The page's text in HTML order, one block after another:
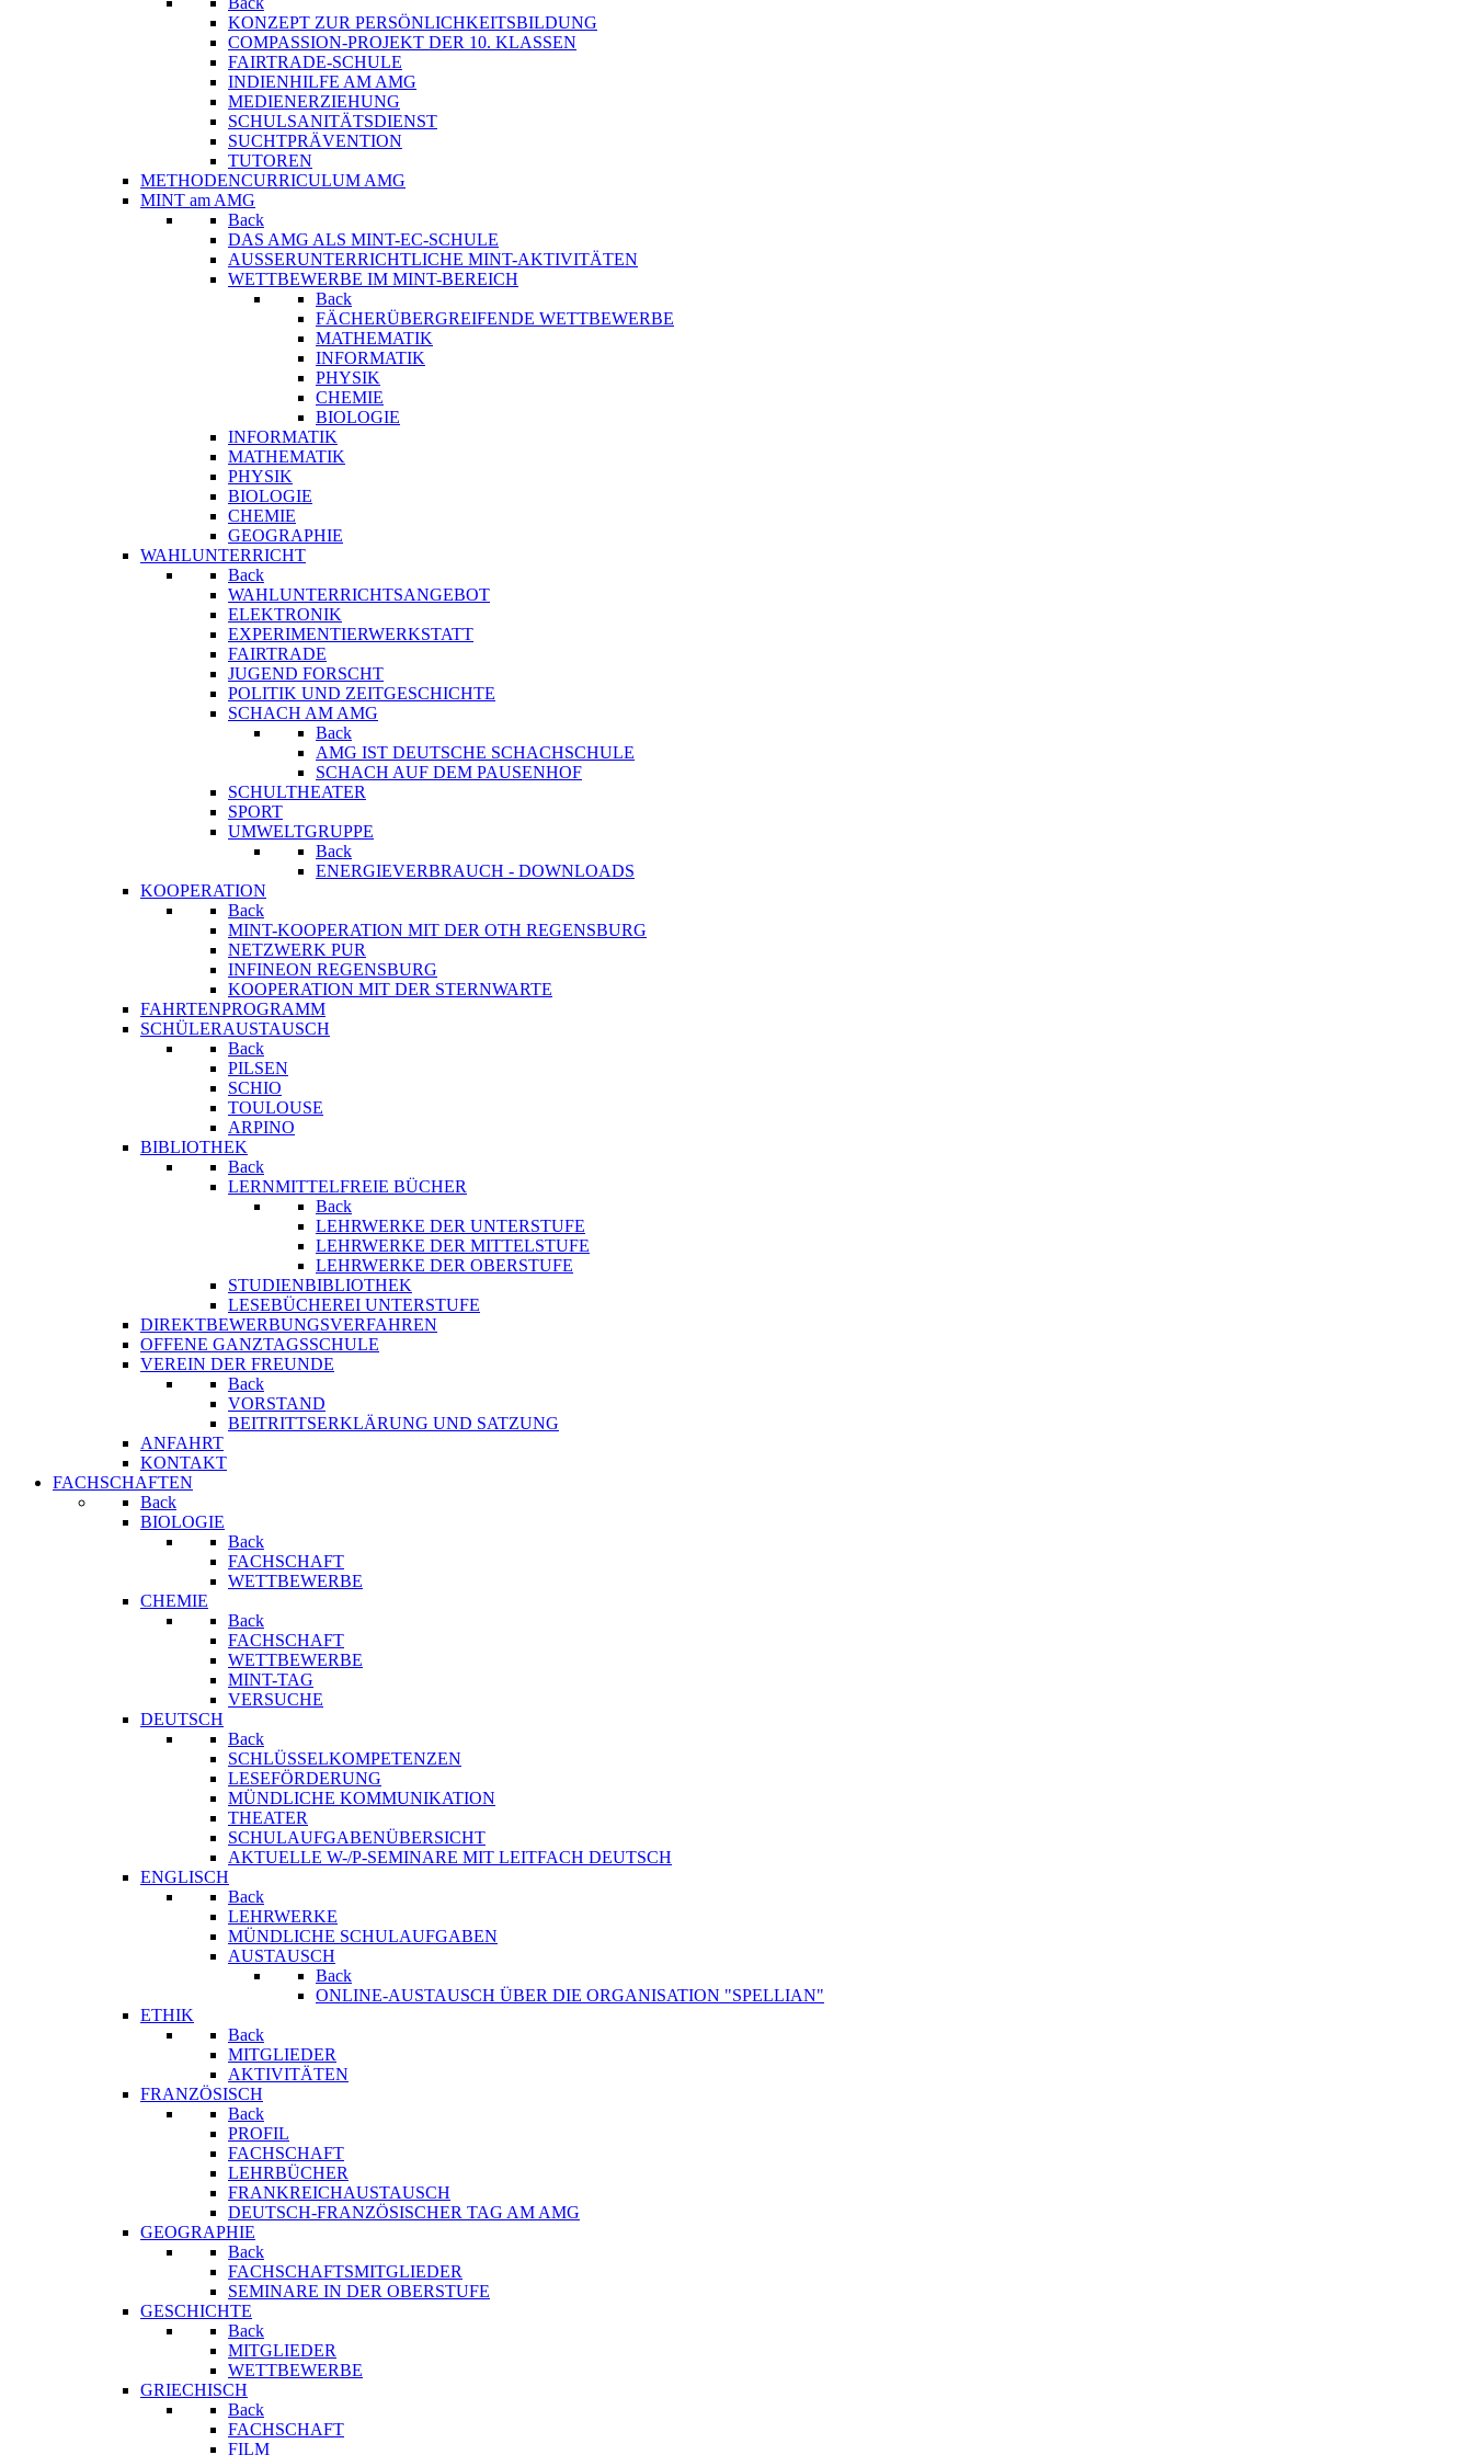
KONZEPT ZUR PERSÖNLICHKEITSBILDUNG
COMPASSION-PROJEKT DER 10. KLASSEN
FAIRTRADE-SCHULE
INDIENHILFE AM AMG
MEDIENERZIEHUNG
SCHULSANITÄTSDIENST
SUCHTPRÄVENTION
TUTOREN
METHODENCURRICULUM AMG
MINT am AMG
Back
DAS AMG ALS MINT-EC-SCHULE
AUSSERUNTERRICHTLICHE MINT-AKTIVITÄTEN
WETTBEWERBE IM MINT-BEREICH
Back
FÄCHERÜBERGREIFENDE WETTBEWERBE
MATHEMATIK
INFORMATIK
PHYSIK
CHEMIE
BIOLOGIE
INFORMATIK
MATHEMATIK
PHYSIK
BIOLOGIE
CHEMIE
GEOGRAPHIE
WAHLUNTERRICHT
Back
WAHLUNTERRICHTSANGEBOT
ELEKTRONIK
EXPERIMENTIERWERKSTATT
FAIRTRADE
JUGEND FORSCHT
POLITIK UND ZEITGESCHICHTE
SCHACH AM AMG
Back
AMG IST DEUTSCHE SCHACHSCHULE
SCHACH AUF DEM PAUSENHOF
SCHULTHEATER
SPORT
UMWELTGRUPPE
Back
ENERGIEVERBRAUCH - DOWNLOADS
KOOPERATION
Back
MINT-KOOPERATION MIT DER OTH REGENSBURG
NETZWERK PUR
INFINEON REGENSBURG
KOOPERATION MIT DER STERNWARTE
FAHRTENPROGRAMM
SCHÜLERAUSTAUSCH
Back
PILSEN
SCHIO
TOULOUSE
ARPINO
BIBLIOTHEK
Back
LERNMITTELFREIE BÜCHER
Back
LEHRWERKE DER UNTERSTUFE
LEHRWERKE DER MITTELSTUFE
LEHRWERKE DER OBERSTUFE
STUDIENBIBLIOTHEK
LESEBÜCHEREI UNTERSTUFE
DIREKTBEWERBUNGSVERFAHREN
OFFENE GANZTAGSSCHULE
VEREIN DER FREUNDE
Back
VORSTAND
BEITRITTSERKLÄRUNG UND SATZUNG
ANFAHRT
KONTAKT
FACHSCHAFTEN
Back
BIOLOGIE
Back
FACHSCHAFT
WETTBEWERBE
CHEMIE
Back
FACHSCHAFT
WETTBEWERBE
MINT-TAG
VERSUCHE
DEUTSCH
Back
SCHLÜSSELKOMPETENZEN
LESEFÖRDERUNG
MÜNDLICHE KOMMUNIKATION
THEATER
SCHULAUFGABENÜBERSICHT
AKTUELLE W-/P-SEMINARE MIT LEITFACH DEUTSCH
ENGLISCH
Back
LEHRWERKE
MÜNDLICHE SCHULAUFGABEN
AUSTAUSCH
Back
ONLINE-AUSTAUSCH ÜBER DIE ORGANISATION "SPELLIAN"
ETHIK
Back
MITGLIEDER
AKTIVITÄTEN
FRANZÖSISCH
Back
PROFIL
FACHSCHAFT
LEHRBÜCHER
FRANKREICHAUSTAUSCH
DEUTSCH-FRANZÖSISCHER TAG AM AMG
GEOGRAPHIE
Back
FACHSCHAFTSMITGLIEDER
SEMINARE IN DER OBERSTUFE
GESCHICHTE
Back
MITGLIEDER
WETTBEWERBE
GRIECHISCH
Back
FACHSCHAFT
FILM